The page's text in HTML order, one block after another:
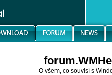
O všem, co souvisí s